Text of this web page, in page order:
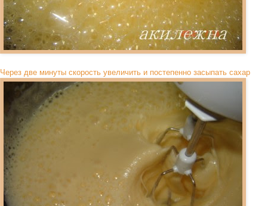
Через две минуты скорость увеличить и постепенно засыпать сахар